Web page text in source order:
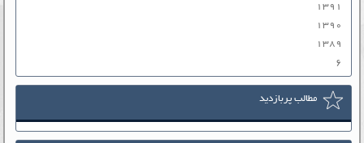
۱۳۹۱
۱۳۹۰
۱۳۸۹
۶
مطالب پربازدید